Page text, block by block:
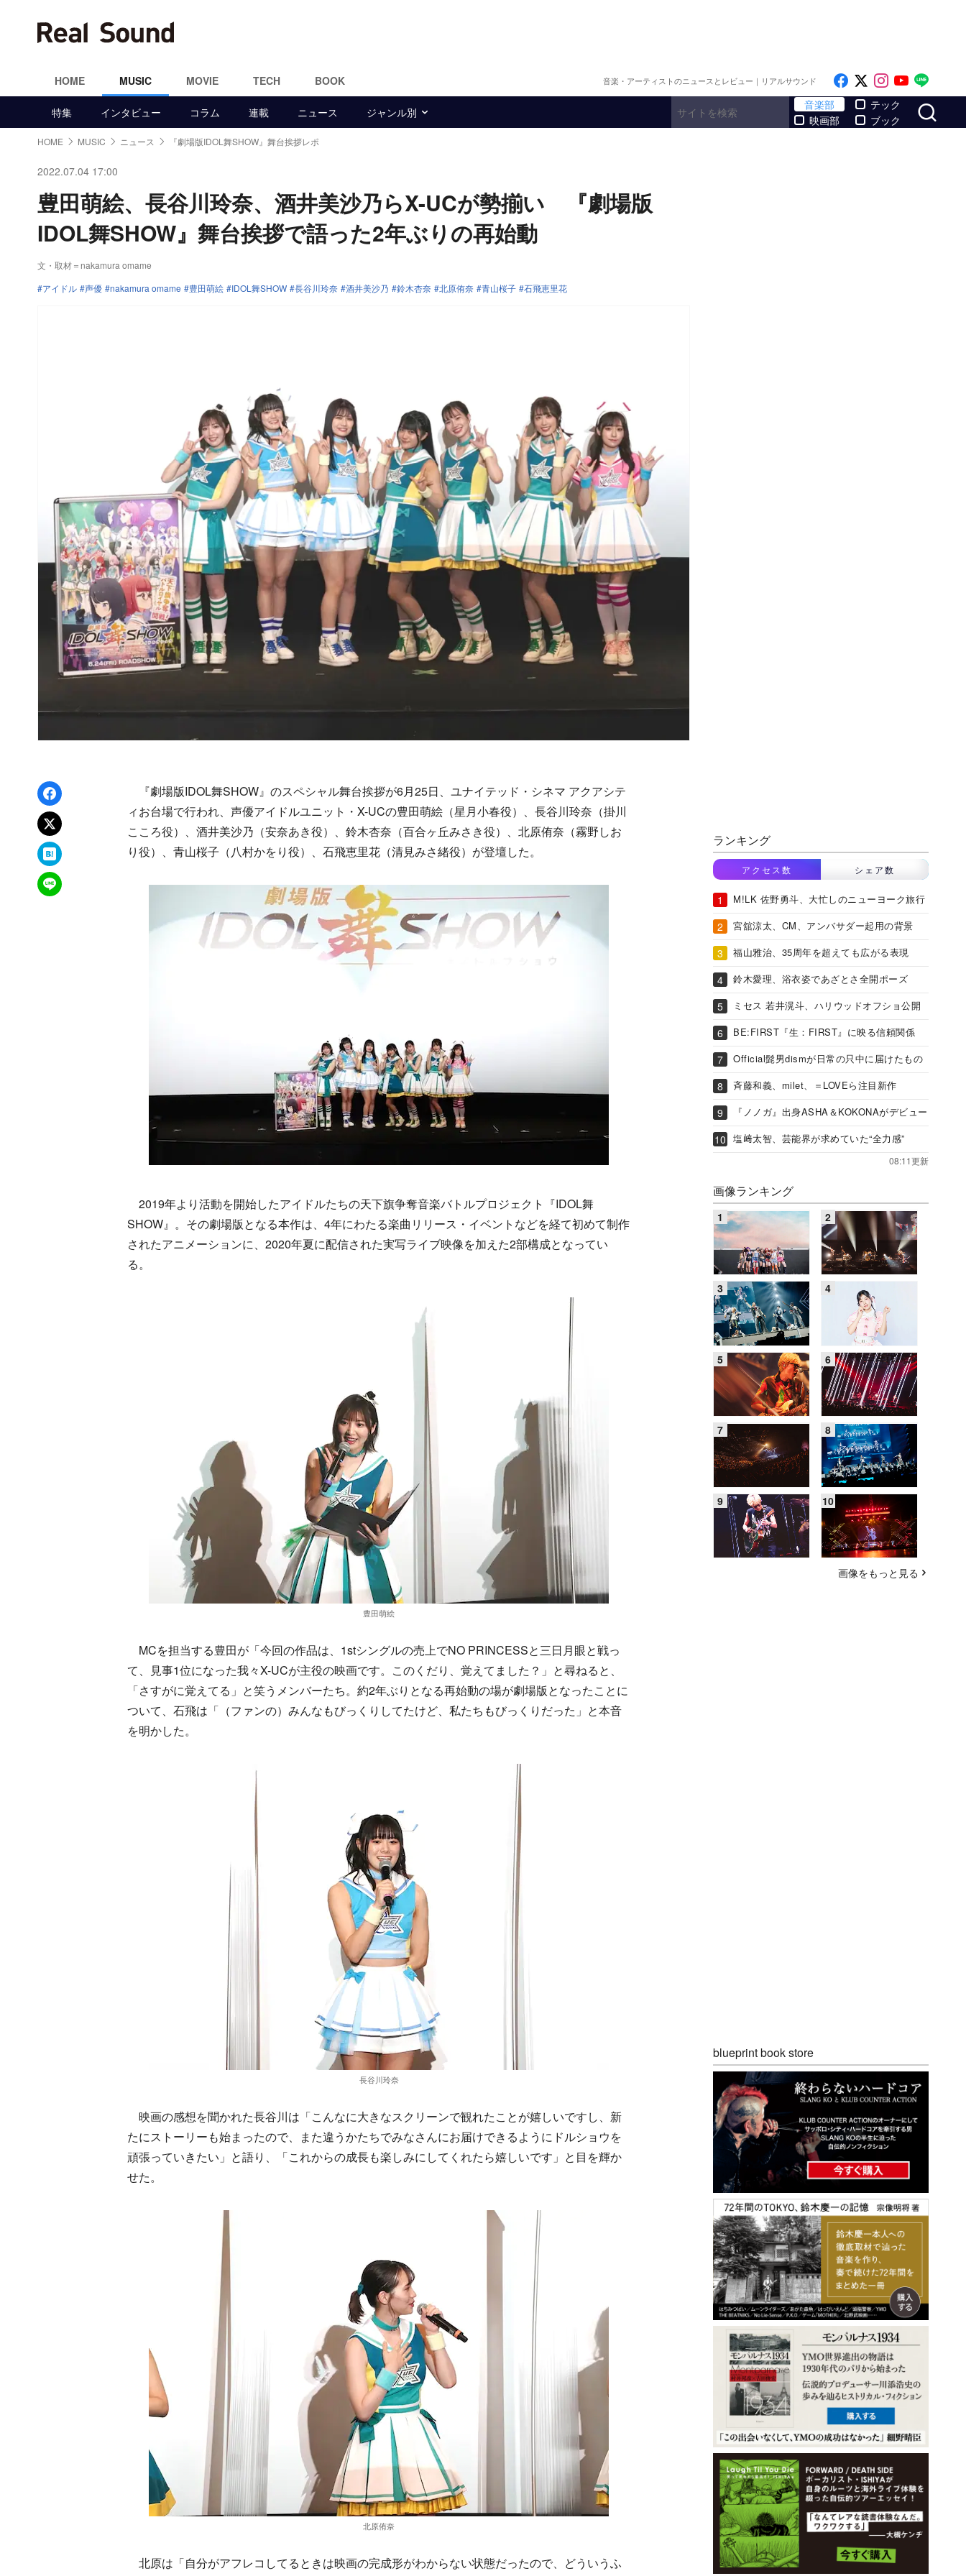
HOME MUSIC MOVIE TECH BOOK 音楽・アーティストのニュースとレビュー｜リアルサウンド Like on Facebook
Follow on x
Follow on
Follow
特集 インタビュー コラム 連載 ニュース ジャンル別
音楽部
映画部
テック
ブック
HOME MUSIC ニュース 『劇場版IDOL舞SHOW』舞台挨拶レポ
2022.07.04 17:00
豊田萌絵、長谷川玲奈、酒井美沙乃らX-UCが勢揃い 『劇場版
IDOL舞SHOW』舞台挨拶で語った2年ぶりの再始動
文・取材＝nakamura omame
アイドル
声優 nakamura omame 豊田萌絵 IDOL舞SHOW 長谷川玲奈 酒井美沙乃 鈴木杏奈 北原侑奈 青山桜子 石飛恵里花
Facebookでシェア
xでポスト
はてなブックマーク
LINEで送る
『劇場版IDOL舞SHOW』のスペシャル舞台挨拶が6月25日、ユナイテッド・シネマ アクアシテ
ィお台場で行われ、声優アイドルユニット・X-UCの豊田萌絵（星月小春役）、長谷川玲奈（掛川
こころ役）、酒井美沙乃（安奈あき役）、鈴木杏奈（百合ヶ丘みさき役）、北原侑奈（霧野しお
り役）、青山桜子（八村かをり役）、石飛恵里花（清見みさ緒役）が登壇した。
2019年より活動を開始したアイドルたちの天下旗争奪音楽バトルプロジェクト『IDOL舞
SHOW』。その劇場版となる本作は、4年にわたる楽曲リリース・イベントなどを経て初めて制作
されたアニメーションに、2020年夏に配信された実写ライブ映像を加えた2部構成となってい
る。
豊田萌絵
MCを担当する豊田が「今回の作品は、1stシングルの売上でNO PRINCESSと三日月眼と戦っ
て、見事1位になった我々X-UCが主役の映画です。このくだり、覚えてました？」と尋ねると、
「さすがに覚えてる」と笑うメンバーたち。約2年ぶりとなる再始動の場が劇場版となったことに
ついて、石飛は「（ファンの）みんなもびっくりしてたけど、私たちもびっくりだった」と本音
を明かした。
長谷川玲奈
映画の感想を聞かれた長谷川は「こんなに大きなスクリーンで観れたことが嬉しいですし、新
たにストーリーも始まったので、また違うかたちでみなさんにお届けできるようにドルショウを
頑張っていきたい」と語り、「これからの成長も楽しみにしてくれたら嬉しいです」と目を輝か
せた。
北原侑奈
北原は「自分がアフレコしてるときは映画の完成形がわからない状態だったので、どういうふ
ランキング
アクセス数 シェア数
M!LK 佐野勇斗、大忙しのニューヨーク旅行
宮舘涼太、CM、アンバサダー起用の背景
福山雅治、35周年を超えても広がる表現
鈴木愛理、浴衣姿であざとさ全開ポーズ
ミセス 若井滉斗、ハリウッドオフショ公開
BE:FIRST『生：FIRST』に映る信頼関係
Official髭男dismが日常の只中に届けたもの
斉藤和義、milet、＝LOVEら注目新作
『ノノガ』出身ASHA＆KOKONAがデビュー
塩﨑太智、芸能界が求めていた“全力感”
08:11更新
画像ランキング
画像をもっと見る
blueprint book store